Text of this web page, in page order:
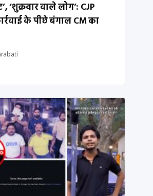
‘शुक्रवार वाले लोग’: CJP
के पीछे बंगाल CM का